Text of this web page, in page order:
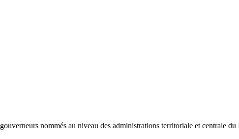
nommés au niveau des administrations territoriale et centrale du